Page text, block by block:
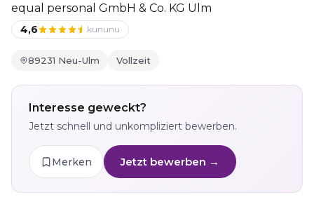
equal personal GmbH & Co. KG Ulm
4,6 kununu
89231 Neu-Ulm Vollzeit
Interesse geweckt?
Jetzt schnell und unkompliziert bewerben.
Merken Jetzt bewerben →